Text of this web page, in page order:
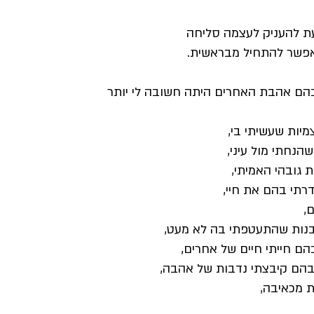
להעניק לעצמה סליחה
אפשר להתחיל מבראשית.
אהבת האחרים היתה חשובה לי יותר
שעשיתי בי,
מול עיני,
גובהי האמיתי,
בהם את חיי,
שהתעטפתי בה לא מעט,
חייתי חיים של אחרים,
קיבצתי נדבות של אהבה,
מכאיבה,